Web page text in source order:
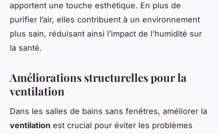
apportent une touche esthétique. En plus de
purifier l’air, elles contribuent à un environnement
plus sain, réduisant ainsi l’impact de l’humidité sur
la santé.
Améliorations structurelles pour la
ventilation
Dans les salles de bains sans fenêtres, améliorer la
ventilation est crucial pour éviter les problèmes